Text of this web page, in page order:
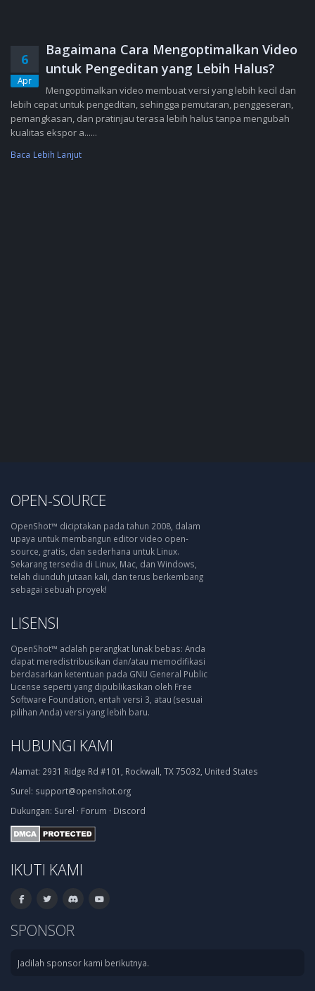
6
Apr
Bagaimana Cara Mengoptimalkan Video
untuk Pengeditan yang Lebih Halus?
Mengoptimalkan video membuat versi yang lebih kecil dan
lebih cepat untuk pengeditan, sehingga pemutaran, penggeseran,
pemangkasan, dan pratinjau terasa lebih halus tanpa mengubah
kualitas ekspor a......
Baca Lebih Lanjut
OPEN-SOURCE
OpenShot™ diciptakan pada tahun 2008, dalam
upaya untuk membangun editor video open-
source, gratis, dan sederhana untuk Linux.
Sekarang tersedia di Linux, Mac, dan Windows,
telah diunduh jutaan kali, dan terus berkembang
sebagai sebuah proyek!
LISENSI
OpenShot™ adalah perangkat lunak bebas: Anda
dapat meredistribusikan dan/atau memodifikasi
berdasarkan ketentuan pada GNU General Public
License seperti yang dipublikasikan oleh Free
Software Foundation, entah versi 3, atau (sesuai
pilihan Anda) versi yang lebih baru.
HUBUNGI KAMI
Alamat: 2931 Ridge Rd #101, Rockwall, TX 75032, United States
Surel: support@openshot.org
Dukungan: Surel · Forum · Discord
IKUTI KAMI
SPONSOR
Jadilah sponsor kami berikutnya.